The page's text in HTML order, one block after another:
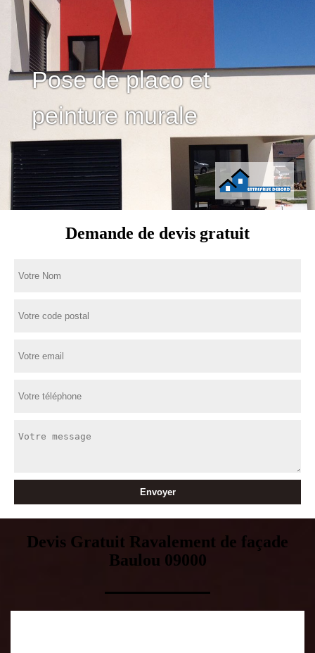
Pose de placo et
peinture murale
Demande de devis gratuit
Devis Gratuit Ravalement de façade
Baulou 09000